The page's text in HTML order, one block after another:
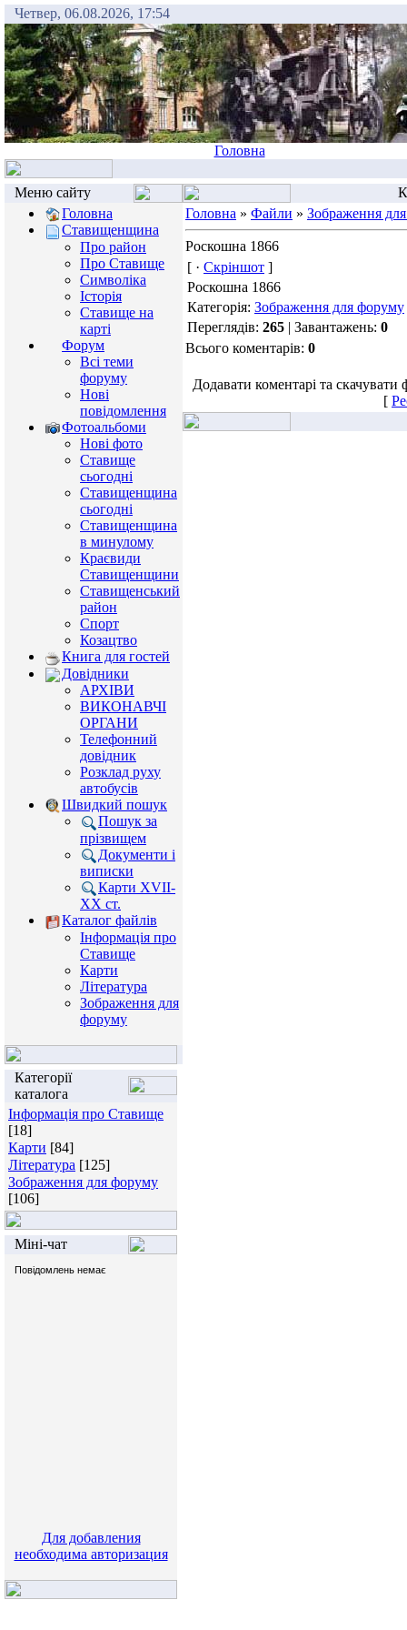
Четвер, 06.08.2026, 17:54
Головна
Меню сайту
Головна
Ставищенщина
Про район
Про Ставище
Символіка
Історія
Ставище на
карті
Форум
Всі теми
форуму
Нові
повідомлення
Фотоальбоми
Нові фото
Ставище
сьогодні
Ставищенщина
сьогодні
Ставищенщина
в минулому
Краєвиди
Ставищенщини
Ставищенський
район
Спорт
Козацтво
Книга для гостей
Довідники
АРХІВИ
ВИКОНАВЧІ
ОРГАНИ
Телефонний
довідник
Розклад руху
автобусів
Швидкий пошук
Пошук за
прізвищем
Документи і
виписки
Карти XVII-
XX ст.
Каталог файлів
Інформація про
Ставище
Карти
Література
Зображення для
форуму
Категорії
каталога
Інформація про Ставище
[18]
Карти [84]
Література [125]
Зображення для форуму
[106]
Міні-чат
Для добавления
необходима авторизация
Головна » Файли » Зображення
Роскошна 1866
[ · Скріншот ]
Роскошна 1866
Категорія: Зображення для форуму
Переглядів: 265 | Завантажень: 0
Всього коментарів: 0
Додавати коментарі та
[